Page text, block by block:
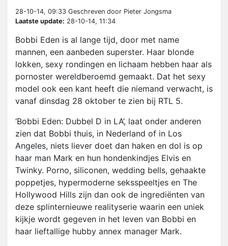
28-10-14, 09:33 Geschreven door Pieter Jongsma
Laatste update: 28-10-14, 11:34
Bobbi Eden is al lange tijd, door met name
mannen, een aanbeden superster. Haar blonde
lokken, sexy rondingen en lichaam hebben haar als
pornoster wereldberoemd gemaakt. Dat het sexy
model ook een kant heeft die niemand verwacht, is
vanaf dinsdag 28 oktober te zien bij RTL 5.
‘Bobbi Eden: Dubbel D in LA’, laat onder anderen
zien dat Bobbi thuis, in Nederland of in Los
Angeles, niets liever doet dan haken en dol is op
haar man Mark en hun hondenkindjes Elvis en
Twinky. Porno, siliconen, wedding bells, gehaakte
poppetjes, hypermoderne seksspeeltjes en The
Hollywood Hills zijn dan ook de ingrediënten van
deze splinternieuwe realityserie waarin een uniek
kijkje wordt gegeven in het leven van Bobbi en
haar lieftallige hubby annex manager Mark.